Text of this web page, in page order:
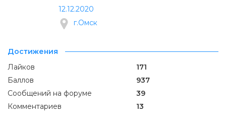
12.12.2020
г.Омск
Достижения
Лайков
171
Баллов
937
Сообщений на форуме
39
Комментариев
13